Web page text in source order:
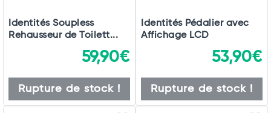
Identités Soupless
Rehausseur de Toilett...
59,90€
Rupture de stock !
Identités Pédalier avec
Affichage LCD
53,90€
Rupture de stock !